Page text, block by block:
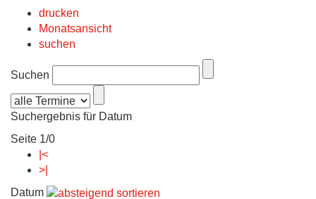
drucken
Monatsansicht
suchen
Suchen
Suchergebnis für Datum
Seite 1/0
|<
>|
Datum